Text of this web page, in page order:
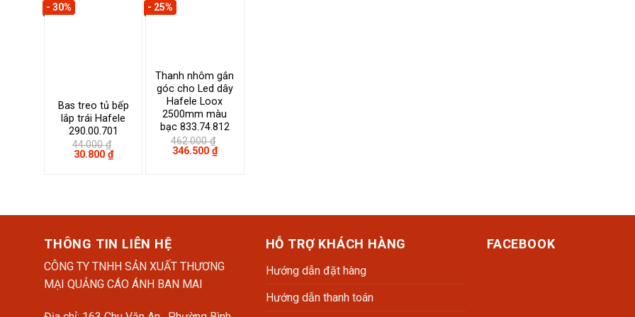
- 30%
Bas treo tủ bếp
lắp trái Hafele
290.00.701
44.000₫
Giá
30.800 ₫Giá
hiện
- 25%
Thanh nhôm gắn
góc cho Led dây
Hafele Loox
2500mm màu
bạc 833.74.812
462.000₫
Giá
346.500 ₫Giá
hiện
THÔNG TIN LIÊN HỆ
CÔNG TY TNHH SẢN XUẤT THƯƠNG
MẠI QUẢNG CÁO ÁNH BAN MAI
HỖ TRỢ KHÁCH HÀNG
Hướng dẫn đặt hàng
Hướng dẫn thanh toán
FACEBOOK